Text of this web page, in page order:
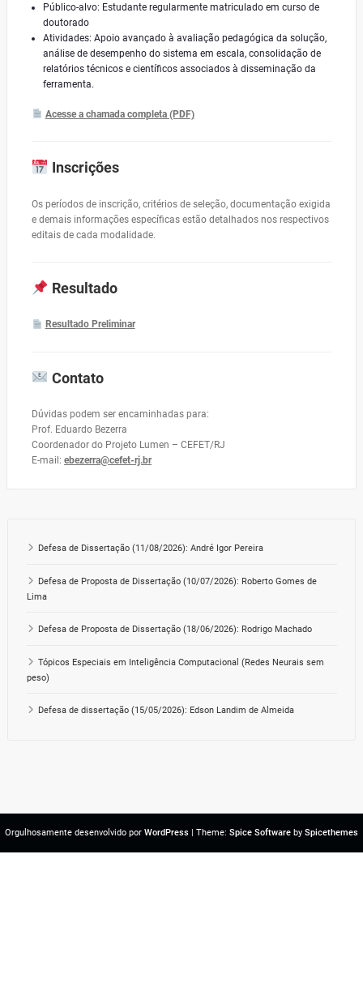
Público-alvo: Estudante regularmente matriculado em curso de
doutorado
Atividades: Apoio avançado à avaliação pedagógica da solução,
análise de desempenho do sistema em escala, consolidação de
relatórios técnicos e científicos associados à disseminação da
ferramenta.
Acesse a chamada completa (PDF)
Inscrições
Os períodos de inscrição, critérios de seleção, documentação exigida
e demais informações específicas estão detalhados nos respectivos
editais de cada modalidade.
Resultado
Resultado Preliminar
Contato
Dúvidas podem ser encaminhadas para:
Prof. Eduardo Bezerra
Coordenador do Projeto Lumen – CEFET/RJ
E-mail: ebezerra@cefet-rj.br
Defesa de Dissertação (11/08/2026): André Igor Pereira
Defesa de Proposta de Dissertação (10/07/2026): Roberto Gomes de
Lima
Defesa de Proposta de Dissertação (18/06/2026): Rodrigo Machado
Tópicos Especiais em Inteligência Computacional (Redes Neurais sem
peso)
Defesa de dissertação (15/05/2026): Edson Landim de Almeida
Orgulhosamente desenvolvido por WordPress | Theme: Spice Software by Spicethemes